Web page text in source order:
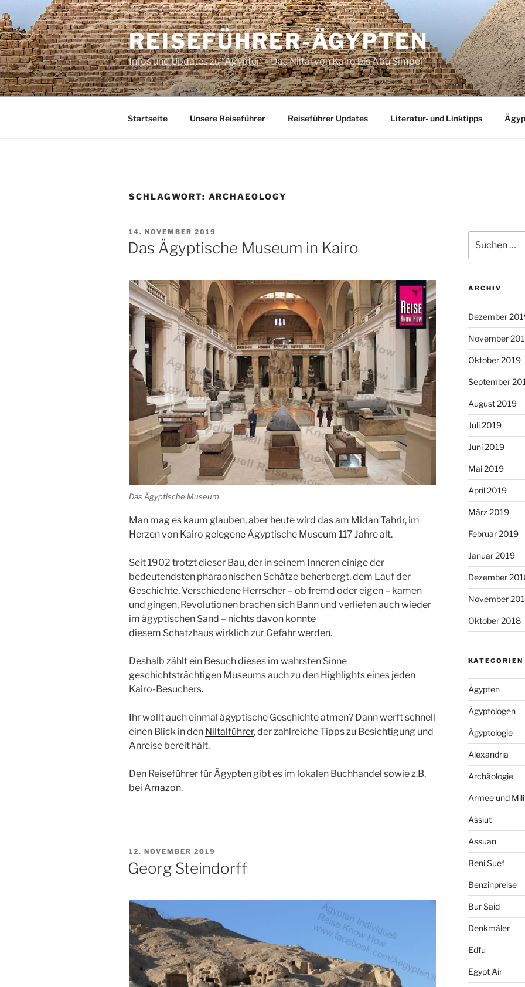
Inhalt
springen
REISEFÜHRER-ÄGYPTEN
Infos und Updates zu "Ägypten – Das Niltal von Kairo bis Abu Simbel"
Startseite Unsere Reiseführer Reiseführer Updates Literatur- und Linktipps
SCHLAGWORT: ARCHAEOLOGY
VERÖFFENTLICHT
AM
14. NOVEMBER 2019
Das Ägyptische Museum in Kairo
Das Ägyptische Museum
Man mag es kaum glauben, aber heute wird das am MidanTahrir, im
Herzen von Kairo gelegene Ägyptische Museum 117 Jahre alt.
Seit 1902 trotzt dieser Bau, der in seinem Inneren einige der
bedeutendsten pharaonischen Schätze beherbergt, dem Lauf der
Geschichte. Verschiedene Herrscher – ob fremd oder eigen – kamen
und gingen, Revolutionen brachen sich Bann und verliefen auch wieder
im ägyptischen Sand – nichts davon konnte
diesem Schatzhauswirklich zur Gefahr werden.
Deshalb zählt ein Besuch dieses im wahrsten Sinne
geschichtsträchtigen Museums auch zu den Highlights eines jeden
Kairo-Besuchers.
Ihr wollt auch einmal ägyptische Geschichte atmen? Dann werft schnell
einen Blick in den Niltalführer, der zahlreiche Tipps zu Besichtigung und
Anreise bereit hält.
Den Reiseführer für Ägypten gibt es im lokalen Buchhandel sowie z.B.
bei Amazon.
VERÖFFENTLICHT
AM
12. NOVEMBER 2019
Georg Steindorff
nach:
ARCHIV
Dezember
November
Oktober 2019
September
August 2019
Juli 2019
Juni 2019
Mai 2019
April 2019
März 2019
Februar 2019
Januar 2019
Dezember
November
Oktober 2018
KATEGORIEN
Ägypten
Ägyptologen
Ägyptologie
Alexandria
Archäologie
Armee und
Assiut
Assuan
Beni Suef
Benzinpreise
Bur Said
Denkmäler
Edfu
Egypt Air